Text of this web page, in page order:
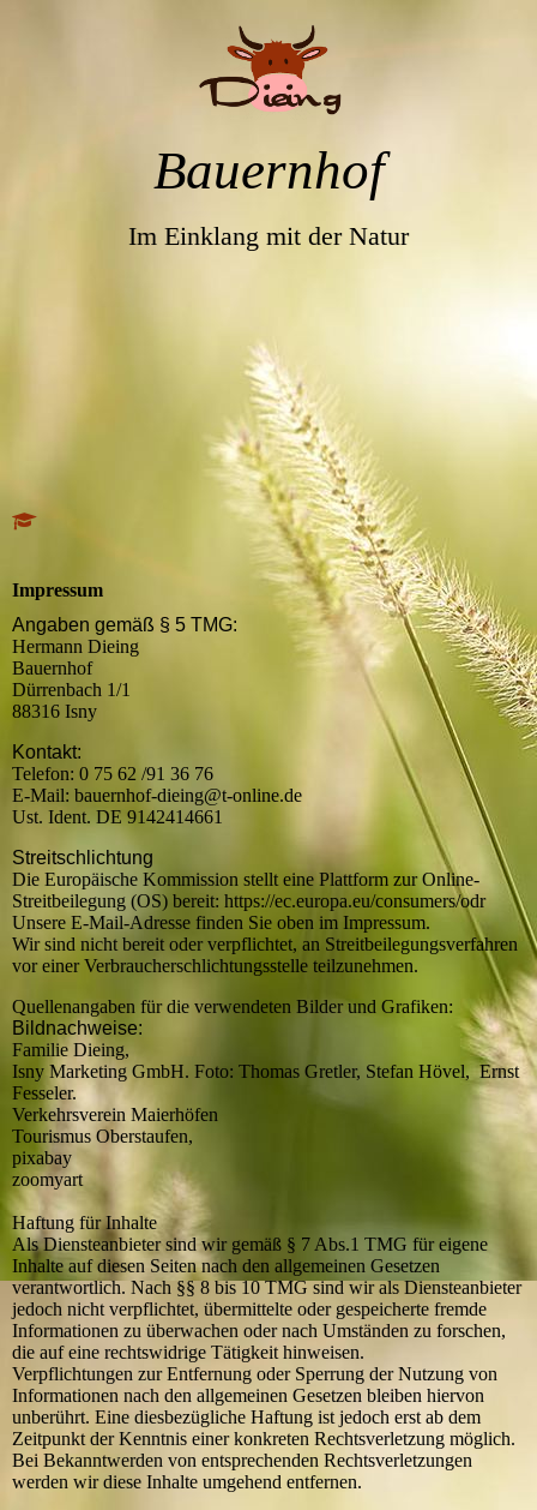
Bauernhof
Im Einklang mit der Natur
Impressum
Angaben gemäß § 5 TMG:
Hermann Dieing
Bauernhof
Dürrenbach 1/1
88316 Isny
Kontakt:
Telefon: 0 75 62 /91 36 76
E-Mail: bauernhof-dieing@t-online.de
Ust. Ident. DE 9142414661
Streitschlichtung
Die Europäische Kommission stellt eine Plattform zur Online-
Streitbeilegung (OS) bereit: https://ec.europa.eu/consumers/odr
Unsere E-Mail-Adresse finden Sie oben im Impressum.
Wir sind nicht bereit oder verpflichtet, an Streitbeilegungsverfahren
vor einer Verbraucherschlichtungsstelle teilzunehmen.
Quellenangaben für die verwendeten Bilder und Grafiken:
Bildnachweise:
Familie Dieing,
Isny Marketing GmbH. Foto: Thomas Gretler, Stefan Hövel, Ernst
Fesseler.
Verkehrsverein Maierhöfen
Tourismus Oberstaufen,
pixabay
zoomyart
Haftung für Inhalte
Als Diensteanbieter sind wir gemäß § 7 Abs.1 TMG für eigene
Inhalte auf diesen Seiten nach den allgemeinen Gesetzen
verantwortlich. Nach §§ 8 bis 10 TMG sind wir als Diensteanbieter
jedoch nicht verpflichtet, übermittelte oder gespeicherte fremde
Informationen zu überwachen oder nach Umständen zu forschen,
die auf eine rechtswidrige Tätigkeit hinweisen.
Verpflichtungen zur Entfernung oder Sperrung der Nutzung von
Informationen nach den allgemeinen Gesetzen bleiben hiervon
unberührt. Eine diesbezügliche Haftung ist jedoch erst ab dem
Zeitpunkt der Kenntnis einer konkreten Rechtsverletzung möglich.
Bei Bekanntwerden von entsprechenden Rechtsverletzungen
werden wir diese Inhalte umgehend entfernen.